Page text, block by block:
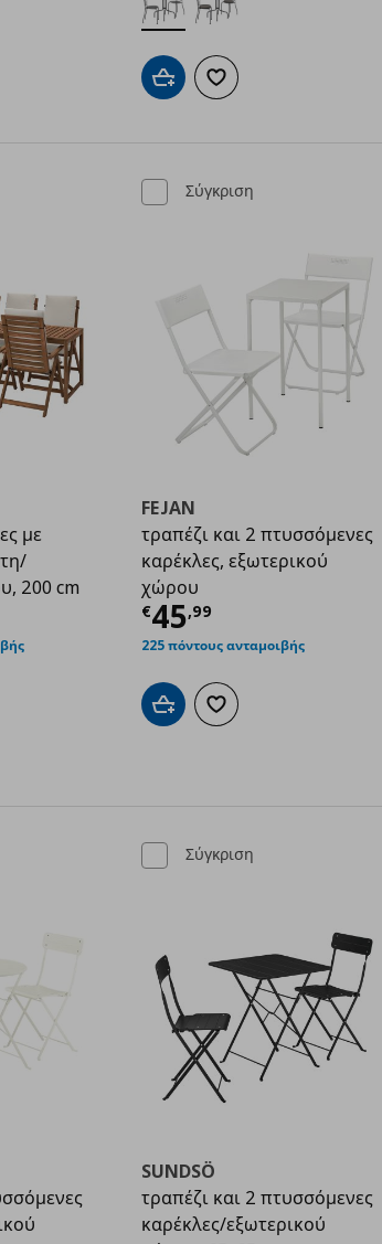
στα αγαπημένα
Προσθήκη στο καλάθι
Προσθήκη στα αγαπημένα
με
200 cm
€ 750,94
αγαπημένα
Σύγκριση
FEJAN
τραπέζι και 2 πτυσσόμενες
καρέκλες, εξωτερικού
χώρου
€45,99
Τρέχουσα τιμή
225 πόντους ανταμοιβής
Προσθήκη στο καλάθι
Προσθήκη στα αγαπημένα
Σύγκριση
SUNDSÖ
τραπέζι και 2 πτυσσόμενες
καρέκλες/εξωτερικού